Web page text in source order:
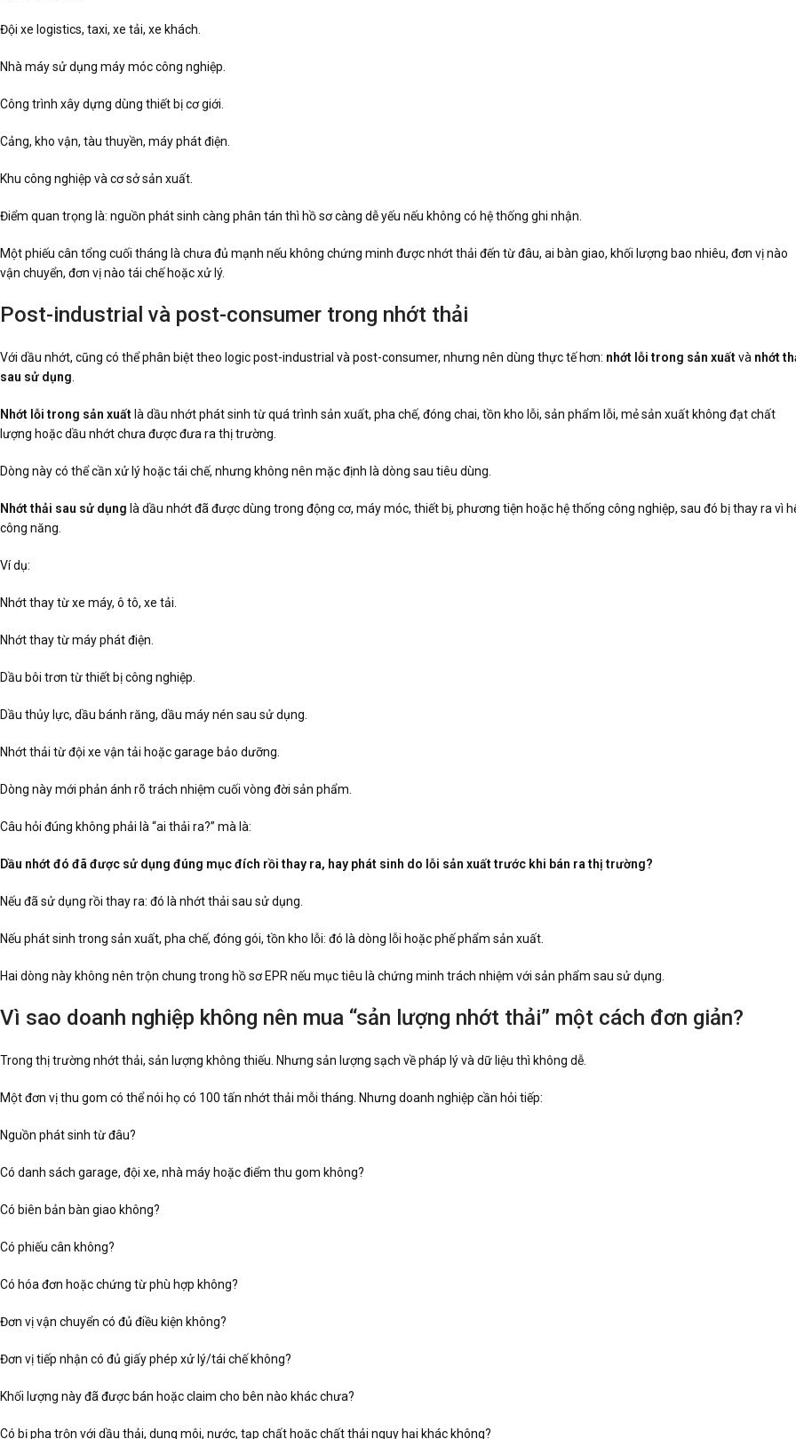
Đội xe logistics, taxi, xe tải, xe khách.
Nhà máy sử dụng máy móc công nghiệp.
Công trình xây dựng dùng thiết bị cơ giới.
Cảng, kho vận, tàu thuyền, máy phát điện.
Khu công nghiệp và cơ sở sản xuất.
Điểm quan trọng là: nguồn phát sinh càng phân tán thì hồ sơ càng dễ yếu nếu không có hệ thống ghi nhận.
Một phiếu cân tổng cuối tháng là chưa đủ mạnh nếu không chứng minh được nhớt thải đến từ đâu, ai bàn giao, khối lượng bao nhiêu, đơn vị nào
vận chuyển, đơn vị nào tái chế hoặc xử lý.
Post-industrial và post-consumer trong nhớt thải
Với dầu nhớt, cũng có thể phân biệt theo logic post-industrial và post-consumer, nhưng nên dùng thực tế hơn: nhớt lỗi trong sản xuấtvà nhớt
sau sử dụng
Nhớt lỗi trong sản xuất là dầu nhớt phát sinh từ quá trình sản xuất, pha chế, đóng chai, tồn kho lỗi, sản phẩm lỗi, mẻ sản xuất không đạt chất
lượng hoặc dầu nhớt chưa được đưa ra thị trường.
Dòng này có thể cần xử lý hoặc tái chế, nhưng không nên mặc định là dòng sau tiêu dùng.
Nhớt thải sau sử dụng là dầu nhớt đã được dùng trong động cơ, máy móc, thiết bị, phương tiện hoặc hệ thống công nghiệp, sau đó bị thay ra vì
công năng.
Ví dụ:
Nhớt thay từ xe máy, ô tô, xe tải.
Nhớt thay từ máy phát điện.
Dầu bôi trơn từ thiết bị công nghiệp.
Dầu thủy lực, dầu bánh răng, dầu máy nén sau sử dụng.
Nhớt thải từ đội xe vận tải hoặc garage bảo dưỡng.
Dòng này mới phản ánh rõ trách nhiệm cuối vòng đời sản phẩm.
Câu hỏi đúng không phải là “ai thải ra?” mà là:
Dầu nhớt đó đã được sử dụng đúng mục đích rồi thay ra, hay phát sinh do lỗi sản xuất trước khi bán ra thị trường?
Nếu đã sử dụng rồi thay ra: đó là nhớt thải sau sử dụng.
Nếu phát sinh trong sản xuất, pha chế, đóng gói, tồn kho lỗi: đó là dòng lỗi hoặc phế phẩm sản xuất.
Hai dòng này không nên trộn chung trong hồ sơ EPR nếu mục tiêu là chứng minh trách nhiệm với sản phẩm sau sử dụng.
Vì sao doanh nghiệp không nên mua “sản lượng nhớt thải” một cách đơn giản?
Trong thị trường nhớt thải, sản lượng không thiếu. Nhưng sản lượng sạch về pháp lý và dữ liệu thì không dễ.
Một đơn vị thu gom có thể nói họ có 100 tấn nhớt thải mỗi tháng. Nhưng doanh nghiệp cần hỏi tiếp:
Nguồn phát sinh từ đâu?
Có danh sách garage, đội xe, nhà máy hoặc điểm thu gom không?
Có biên bản bàn giao không?
Có phiếu cân không?
Có hóa đơn hoặc chứng từ phù hợp không?
Đơn vị vận chuyển có đủ điều kiện không?
Đơn vị tiếp nhận có đủ giấy phép xử lý/tái chế không?
Khối lượng này đã được bán hoặc claim cho bên nào khác chưa?
Có bị pha trộn với dầu thải, dung môi, nước, tạp chất hoặc chất thải nguy hại khác không?